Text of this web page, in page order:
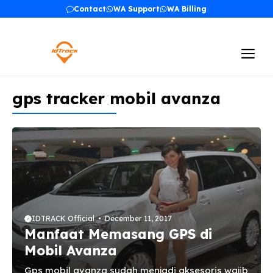
Contact WA Support WA Billing
gps tracker mobil avanza
IDTRACK Official December 11, 2017
Manfaat Memasang GPS di
Mobil Avanza
Gps mobil avanza sudah menjadi aksesoris wajib